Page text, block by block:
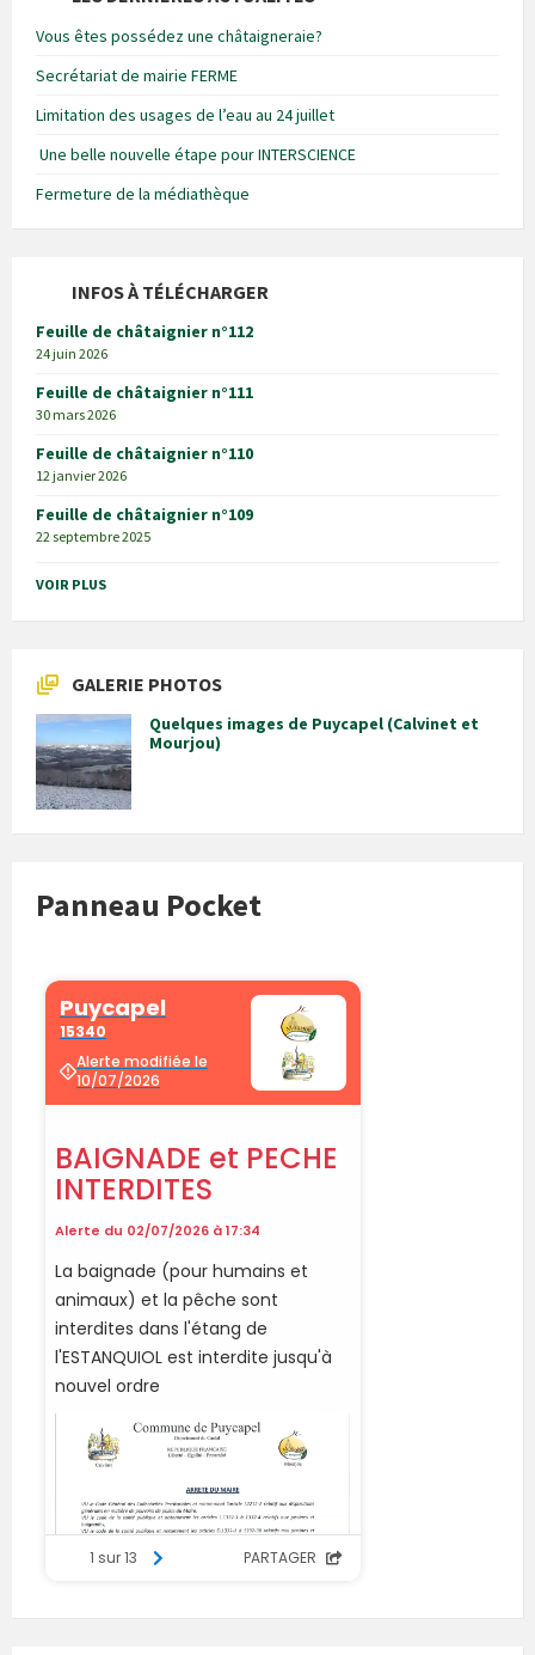
Vous êtes possédez une châtaigneraie?
Secrétariat de mairie FERME
Limitation des usages de l’eau au 24 juillet
Une belle nouvelle étape pour INTERSCIENCE
Fermeture de la médiathèque
INFOS À TÉLÉCHARGER
Feuille de châtaignier n°112
24 juin 2026
Feuille de châtaignier n°111
30 mars 2026
Feuille de châtaignier n°110
12 janvier 2026
Feuille de châtaignier n°109
22 septembre 2025
VOIR PLUS
GALERIE PHOTOS
Quelques images de Puycapel (Calvinet et
Mourjou)
Panneau Pocket